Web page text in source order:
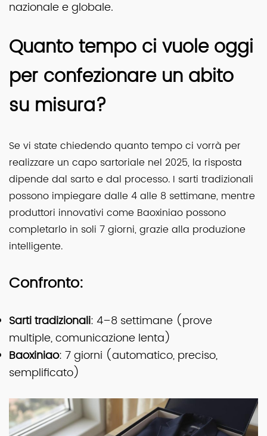
nazionale e globale.
Quanto tempo ci vuole oggi
per confezionare un abito
su misura?
Se vi state chiedendo quanto tempo ci vorrà per
realizzare un capo sartoriale nel 2025, la risposta
dipende dal sarto e dal processo. I sarti tradizionali
possono impiegare dalle 4 alle 8 settimane, mentre
produttori innovativi come Baoxiniao possono
completarlo in soli 7 giorni, grazie alla produzione
intelligente.
Confronto:
Sarti tradizionali: 4–8 settimane (prove
multiple, comunicazione lenta)
Baoxiniao: 7 giorni (automatico, preciso,
semplificato)